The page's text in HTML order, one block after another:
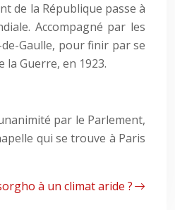
de la République passe à
Accompagné par les
Gaulle, pour finir par se
Guerre, en 1923.
par le Parlement,
qui se trouve à Paris
à un climat aride ?